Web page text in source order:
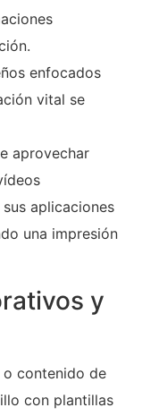
enfocados
vital se
aprovechar
aplicaciones
una impresión
y
contenido de
con plantillas